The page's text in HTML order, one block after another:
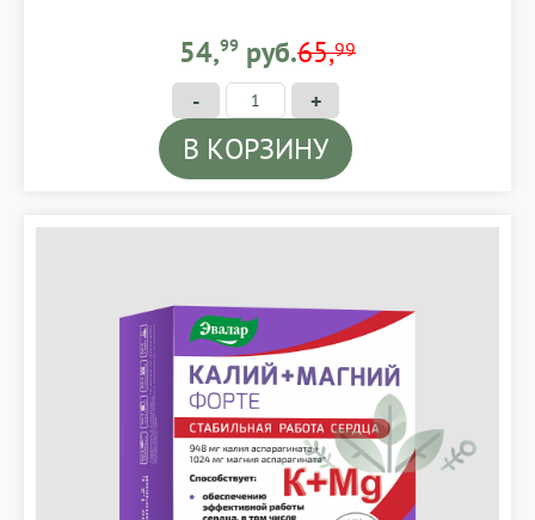
65,99
54,99 BYN
54,99 руб.
- +
В КОРЗИНУ